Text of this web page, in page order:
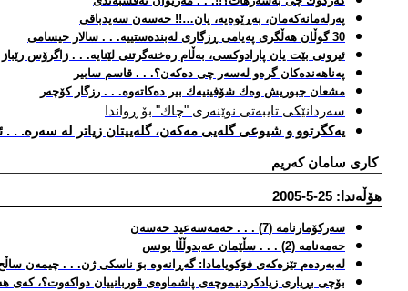
په‌رله‌مانه‌كه‌مان، به‌ڕێوه‌یه‌، یان…!! حه‌سه‌ن سه‌یدباقی
30 گوڵان هه‌ڵگری په‌یامی ڕزگاری له‌بنده‌ستییه‌. . . سالار حیسامی
ئیرونی بێت یان پارادوكسی، به‌ڵام ره‌خنه‌گرتنی لێنایه‌. . . زاگرۆس رێباز
په‌ناهه‌نده‌كان گره‌و له‌سه‌ر چی ده‌كه‌ن؟. . . قاسم سابیر
مشعان جبوریش وه‌ك شۆفینیه‌ك بیر ده‌كاته‌وه‌. . . رزگار كۆچه‌ر
سه‌ردانێكی تایبه‌تی نوێنه‌ری "چاك" بۆ ڕواندا
یه‌كگرتوو و شیوعی گله‌یی مه‌كه‌ن، گله‌ییتان زیاتر له‌ سه‌ره‌. .
كاری سامان كه‌ریم
هۆڵه‌ندا: 25-5-2005
سه‌ركۆمارنامه‌ (7) . . . حه‌مه‌سه‌عید حه‌سه‌ن
حه‌مه‌نامه‌ (2) . . . سڵێمان عه‌بدوڵڵا یونس
له‌به‌رده‌م تێزه‌كه‌ی فوَكویامادا : گه‌ڕانه‌وه‌ بوَ ناسكی ژن. . . چیمه‌ن
بۆچی بڕیاری زیادكردنیموچه‌ی پاشماوه‌ی قوربانییان دواكه‌وت؟، كه‌ی